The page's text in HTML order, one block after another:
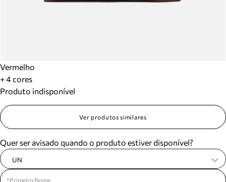
Vermelho
+ 4 cores
Produto indisponível
Ver produtos similares
Quer ser avisado quando o produto estiver disponível?
UN